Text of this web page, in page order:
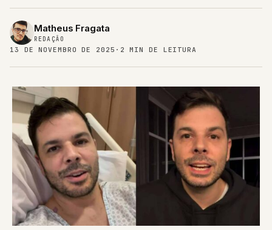
Matheus Fragata
REDAÇÃO
13 DE NOVEMBRO DE 2025 · 2 MIN DE LEITURA